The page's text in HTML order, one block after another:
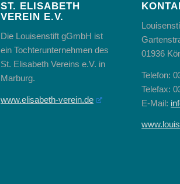
ST. ELISABETH
VEREIN E.V.
Die Louisenstift gGmbH ist
ein Tochterunternehmen des
St. Elisabeth Vereins e.V. in
Marburg.
www.elisabeth-verein.de
01936
Telefon:
Telefax:
E-Mail: